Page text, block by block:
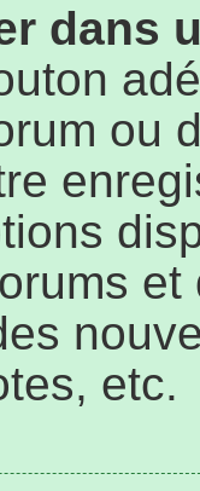
dans
ou
etc.